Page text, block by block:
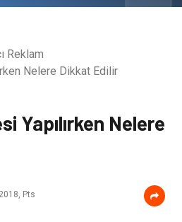
Reklam
Nelere Dikkat Edilir
Yapılırken Nelere
Pts